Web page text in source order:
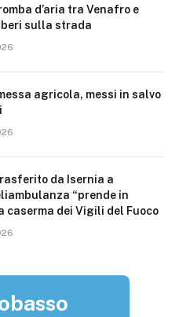
d’aria tra Venafro e
sulla strada
agricola, messi in salvo
da Isernia a
“prende in
caserma dei Vigili del Fuoco